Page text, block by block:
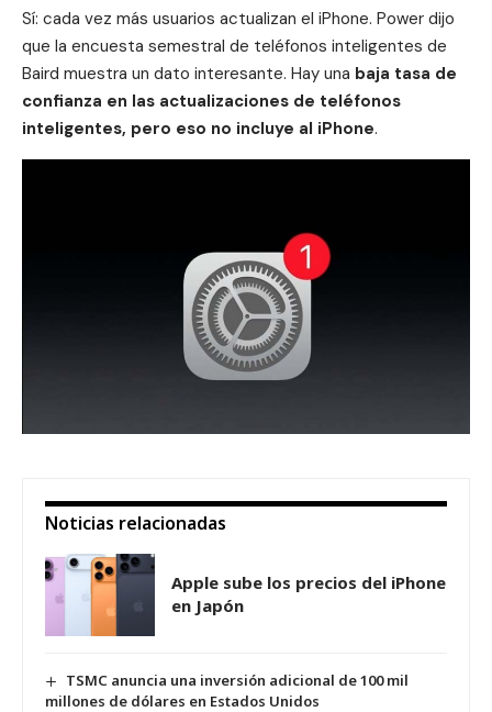
Sí: cada vez más usuarios actualizan el iPhone. Power dijo
que la encuesta semestral de teléfonos inteligentes de
Baird muestra un dato interesante. Hay una baja tasa de
confianza en las actualizaciones de teléfonos
inteligentes, pero eso no incluye al iPhone.
Noticias relacionadas
Apple sube los precios del iPhone
en Japón
TSMC anuncia una inversión adicional de 100 mil
millones de dólares en Estados Unidos